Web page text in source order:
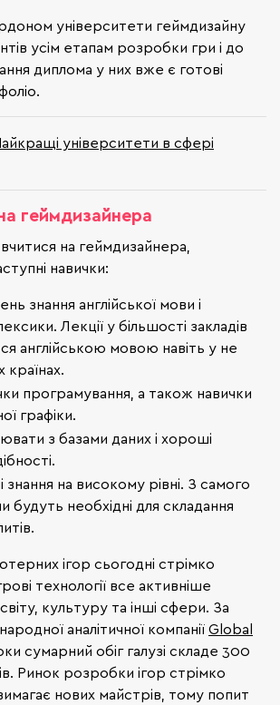
університети геймдизайну
усім етапам розробки гри і до
диплома у них вже є готові
університети в сфері
геймдизайнера
на геймдизайнера,
навички:
знання англійської мови і
Лекції у більшості закладів
англійською мовою навіть у не
країнах.
програмування, а також навички
графіки.
з базами даних і хороші
знання на високому рівні. З самого
будуть необхідні для складання
ігор сьогодні стрімко
технології все активніше
культуру та інші сфери. За
аналітичної компанії Global
сумарний обіг галузі складе 300
Ринок розробки ігор стрімко
нових майстрів, тому попит